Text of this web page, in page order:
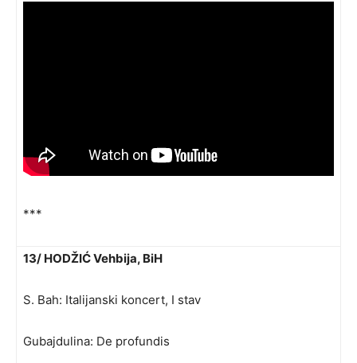
***
13/ HODŽIĆ Vehbija, BiH
S. Bah: Italijanski koncert, I stav
Gubajdulina: De profundis